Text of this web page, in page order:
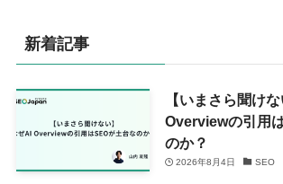
新着記事
【いまさら聞け
Overviewの引用
のか？
2026年8月4日 SEO